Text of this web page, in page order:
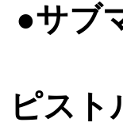
●サブ
ピスト